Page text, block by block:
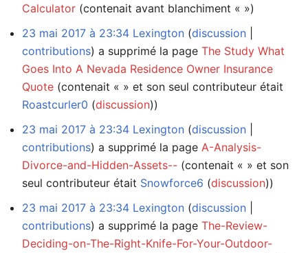
Calculator (contenait avant blanchiment « »)
23 mai 2017 à 23:34 Lexington discussion
contributions a supprimé la page The Study What
Goes Into A Nevada Residence Owner Insurance
Quote (contenait « » et son seul contributeur était
Roastcurler0 (discussion))
23 mai 2017 à 23:34 Lexington discussion
contributions a supprimé la page A-Analysis-
Divorce-and-Hidden-Assets-- (contenait « » et son
seul contributeur était Snowforce6 (discussion))
23 mai 2017 à 23:34 Lexington discussion
contributions a supprimé la page The-Review-
Deciding-on-The-Right-Knife-For-Your-Outdoor-